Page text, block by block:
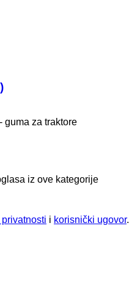
guma za traktore
iz ove kategorije
i korisnički ugovor.